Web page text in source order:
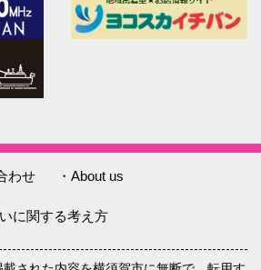
わせ
・About us
に関する考え方